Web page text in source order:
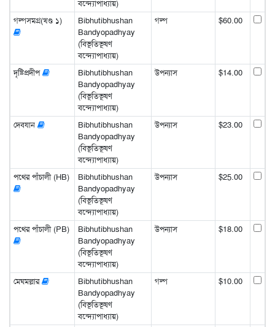
বন্দ্যোপাধ্যায়)
গল্পসমগ্র(খণ্ড ১)
Bibhutibhushan
Bandyopadhyay
(বিভূতিভূষণ
বন্দ্যোপাধ্যায়)
গল্প $60.00
দৃষ্টিপ্রদীপ
Bibhutibhushan
Bandyopadhyay
(বিভূতিভূষণ
বন্দ্যোপাধ্যায়)
উপন্যাস $14.00
দেবযান
Bibhutibhushan
Bandyopadhyay
(বিভূতিভূষণ
বন্দ্যোপাধ্যায়)
উপন্যাস $23.00
পথের পাঁচালী (HB)
Bibhutibhushan
Bandyopadhyay
(বিভূতিভূষণ
বন্দ্যোপাধ্যায়)
উপন্যাস $25.00
পথের পাঁচালী (PB)
Bibhutibhushan
Bandyopadhyay
(বিভূতিভূষণ
বন্দ্যোপাধ্যায়)
উপন্যাস $18.00
মেঘমল্লার
Bibhutibhushan
Bandyopadhyay
(বিভূতিভূষণ
বন্দ্যোপাধ্যায়)
গল্প $10.00